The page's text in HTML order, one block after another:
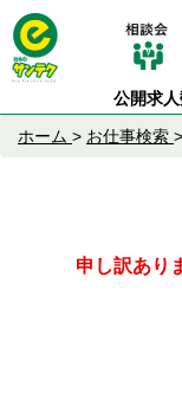
公開求人
ホーム > お仕事検索 >
申し訳あり